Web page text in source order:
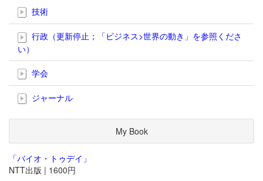
技術
行政（更新停止；「ビジネス>世界の動き」を参照くださ
い）
学会
ジャーナル
My Book
「バイオ・トゥデイ」
NTT出版 | 1600円